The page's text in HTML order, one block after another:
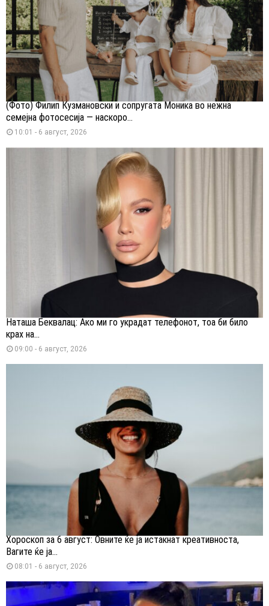
(Фото) Филип Кузмановски и сопругата Моника во нежна
семејна фотосесија — наскоро...
10:01 - 6 август, 2026
Наташа Беквалац: Ако ми го украдат телефонот, тоа би било
крах на...
09:00 - 6 август, 2026
Хороскоп за 6 август: Овните ќе ја истакнат креативноста,
Вагите ќе ја...
08:01 - 6 август, 2026